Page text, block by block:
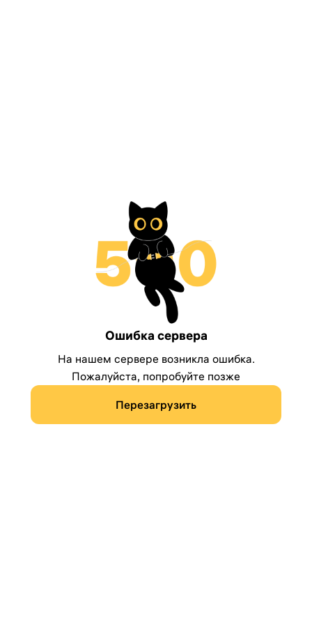
Ошибка сервера
На нашем сервере возникла ошибка.
Пожалуйста, попробуйте позже
Перезагрузить